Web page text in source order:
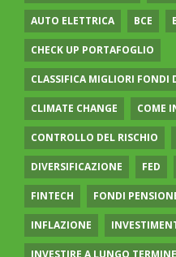
AUTO ELETTRICA BCE
CHECK UP PORTAFOGLIO
CLASSIFICA MIGLIORI FONDI
CLIMATE CHANGE COME
CONTROLLO DEL RISCHIO
DIVERSIFICAZIONE FED
FINTECH FONDI
INFLAZIONE